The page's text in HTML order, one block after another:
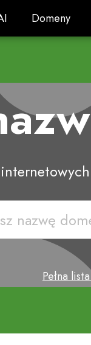
Domeny
Domeny
Pełna